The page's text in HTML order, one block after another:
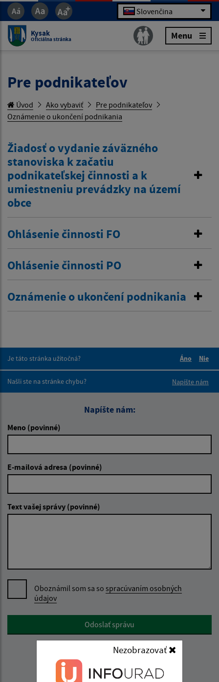
Nezobrazovať
Slovenčina
Kysak
Oficiálna stránka Menu
Pre podnikateľov
Úvod Ako vybaviť
Pre podnikateľov
Oznámenie o ukončení podnikania
Žiadosť o vydanie záväzného
stanoviska k začatiu
podnikateľskej činnosti a k
umiestneniu prevádzky na území
obce
Ohlásenie činnosti FO
Ohlásenie činnosti PO
Oznámenie o ukončení podnikania
Je táto stránka užitočná?
Áno
Nie
Našli ste na stránke chybu?
Napíšte nám
Napíšte nám:
Meno (povinné)
E-mailová adresa (povinné)
Text vašej správy (povinné)
Oboznámil som sa so spracúvaním osobných
údajov
Google reCaptcha ResponseOdoslať správu
Úradné hodiny: